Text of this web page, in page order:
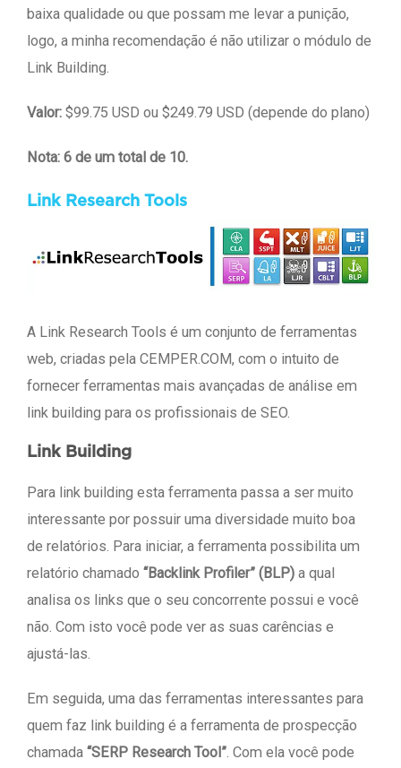
baixa qualidade ou que possam me levar a punição,
logo, a minha recomendação é não utilizar o módulo de
Link Building.
Valor: $99.75 USD ou $249.79 USD (depende do plano)
Nota: 6 de um total de 10.
Link Research Tools
A Link Research Tools é um conjunto de ferramentas
web, criadas pela CEMPER.COM, com o intuito de
fornecer ferramentas mais avançadas de análise em
link building para os profissionais de SEO.
Link Building
Para link building esta ferramenta passa a ser muito
interessante por possuir uma diversidade muito boa
de relatórios. Para iniciar, a ferramenta possibilita um
relatório chamado “Backlink Profiler” (BLP) a qual
analisa os links que o seu concorrente possui e você
não. Com isto você pode ver as suas carências e
ajustá-las.
Em seguida, uma das ferramentas interessantes para
quem faz link building é a ferramenta de prospecção
chamada “SERP Research Tool”. Com ela você pode